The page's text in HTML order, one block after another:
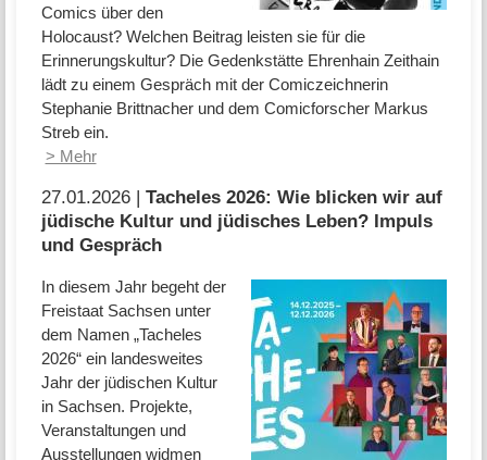
Comics über den
Holocaust? Welchen Beitrag leisten sie für die
Erinnerungskultur? Die Gedenkstätte Ehrenhain Zeithain
lädt zu einem Gespräch mit der Comiczeichnerin
Stephanie Brittnacher und dem Comicforscher Markus
Streb ein.
> Mehr
27.01.2026 | Tacheles 2026: Wie blicken wir auf
jüdische Kultur und jüdisches Leben? Impuls
und Gespräch
In diesem Jahr begeht der
Freistaat Sachsen unter
dem Namen „Tacheles
2026“ ein landesweites
Jahr der jüdischen Kultur
in Sachsen. Projekte,
Veranstaltungen und
Ausstellungen widmen